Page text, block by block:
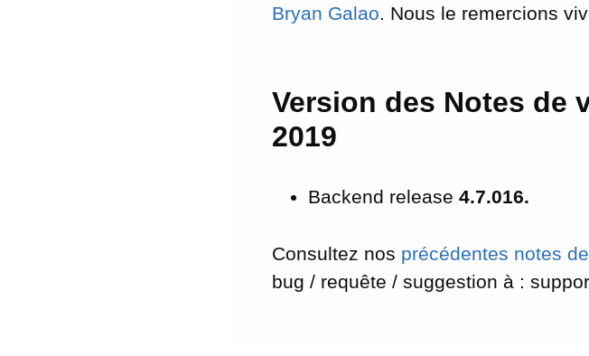
Bryan Galao. Nous le remercions
Version des Notes de
2019
Backend release 4.7.016.
Consultez nos précédentes notes
bug / requête / suggestion à :